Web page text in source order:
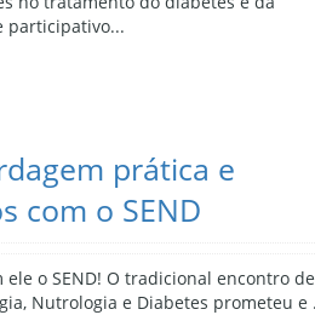
participativo...
prática e
com o SEND
o SEND! O tradicional encontro de
Nutrologia e Diabetes prometeu e